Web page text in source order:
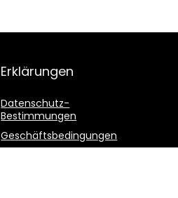
Erklärungen
Datenschutz-
Bestimmungen
Geschäftsbedingungen